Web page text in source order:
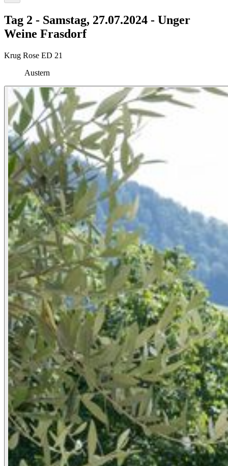
Tag 2 - Samstag, 27.07.2024 - Unger
Weine Frasdorf
Krug Rose ED 21
Austern